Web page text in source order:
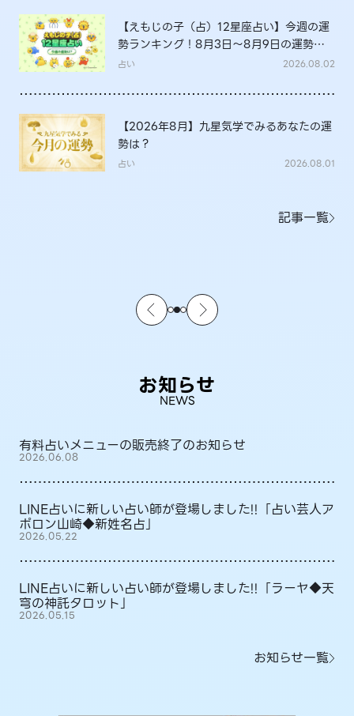
【えもじの子（占）12星座占い】今週の運
勢ランキング！8月3日～8月9日の運勢
は？
占い 2026.08.02
【2026年8月】九星気学でみるあなたの運
勢は？
占い 2026.08.01
記事一覧
お知らせ
NEWS
有料占いメニューの販売終了のお知らせ
2026.06.08
LINE占いに新しい占い師が登場しました!!「占い芸人ア
ポロン山崎◆新姓名占」
2026.05.22
LINE占いに新しい占い師が登場しました!!「ラーヤ◆天
穹の神託タロット」
2026.05.15
お知らせ一覧